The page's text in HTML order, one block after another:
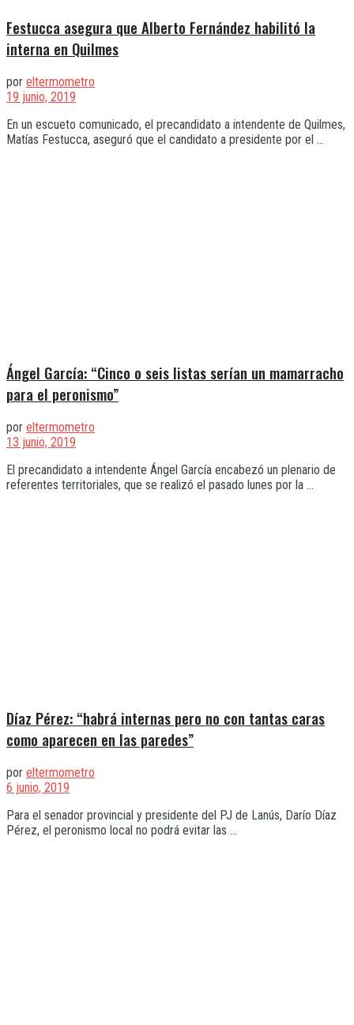
Festucca asegura que Alberto Fernández habilitó la
interna en Quilmes
por eltermometro
19 junio, 2019
En un escueto comunicado, el precandidato a intendente de Quilmes,
Matías Festucca, aseguró que el candidato a presidente por el ...
Ángel García: “Cinco o seis listas serían un mamarracho
para el peronismo”
por eltermometro
13 junio, 2019
El precandidato a intendente Ángel García encabezó un plenario de
referentes territoriales, que se realizó el pasado lunes por la ...
Díaz Pérez: “habrá internas pero no con tantas caras
como aparecen en las paredes”
por eltermometro
6 junio, 2019
Para el senador provincial y presidente del PJ de Lanús, Darío Díaz
Pérez, el peronismo local no podrá evitar las ...